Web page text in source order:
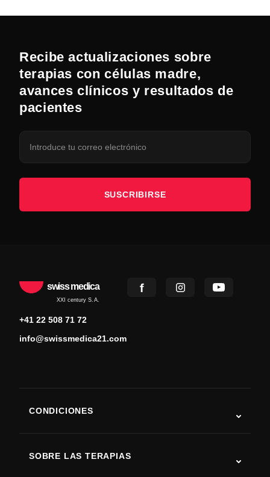
Recibe actualizaciones sobre
terapias con células madre,
avances clínicos y resultados de
pacientes
SUSCRIBIRSE
swiss medica
XXI century S.A.
+41 22 508 71 72
info@swissmedica21.com
CONDICIONES
SOBRE LAS TERAPIAS